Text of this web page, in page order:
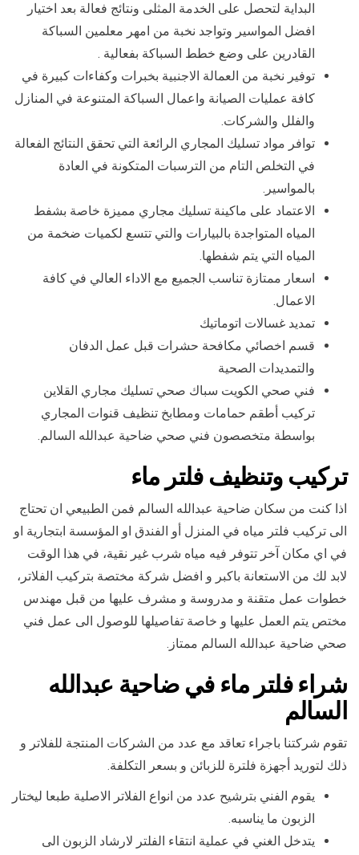
البداية لتحصل على الخدمة المثلى ونتائج فعالة بعد اختيار
افضل المواسير وتواجد نخبة من امهر معلمين السباكة
القادرين على وضع خطط السباكة بفعالية .
توفير نخبة من العمالة الاجنبية بخبرات وكفاءات كبيرة في
كافة عمليات الصيانة واعمال السباكة المتنوعة في المنازل
والفلل والشركات.
توافر مواد تسليك المجاري الرائعة التي تحقق النتائج الفعالة
في التخلص التام من الترسبات المتكونة في العادة
بالمواسير.
الاعتماد على ماكينة تسليك مجاري مميزة خاصة بشفط
المياه المتواجدة بالبيارات والتي تتسع لكميات ضخمة من
المياه التي يتم شفطها.
اسعار ممتازة تناسب الجميع مع الاداء العالي في كافة
الاعمال.
تمديد غسالات اتوماتيك
قسم اخصائي مكافحة حشرات قبل عمل الدفان
والتمديدات الصحية
فني صحي الكويت سباك صحي تسليك مجاري القلاين
تركيب أطقم حمامات ومطابخ تنظيف قنوات المجاري
بواسطة متخصصون فني صحي ضاحية عبدالله السالم.
تركيب وتنظيف فلتر ماء
اذا كنت من سكان ضاحية عبدالله السالم فمن الطبيعي ان تحتاج
الى تركيب فلتر مياه في المنزل أو الفندق او المؤسسة ابتجارية او
في اي مكان آخر تتوفر فيه مياه شرب غير نقية، في هذا الوقت
لابد لك من الاستعانة باكبر و افضل شركة مختصة بتركيب الفلاتر،
خطوات عمل متقنة و مدروسة و مشرف عليها من قبل مهندس
مختص يتم العمل عليها و خاصة تفاصيلها للوصول الى عمل فني
صحي ضاحية عبدالله السالم ممتاز.
شراء فلتر ماء في ضاحية عبدالله
السالم
تقوم شركتنا باجراء تعاقد مع عدد من الشركات المنتجة للفلاتر و
ذلك لتوريد أجهزة فلترة للزبائن و بسعر التكلفة.
يقوم الفني بترشيح عدد من انواع الفلاتر الاصلية طبعا ليختار
الزبون ما يناسبه.
يتدخل الغني في عملية انتقاء الفلتر لارشاد الزبون الى